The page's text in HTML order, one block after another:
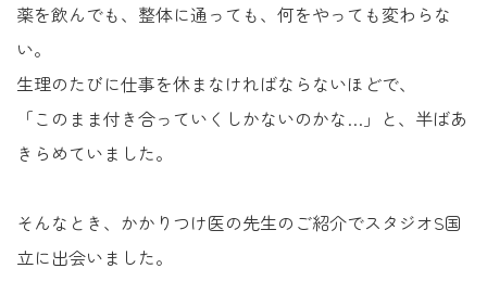
薬を飲んでも、整体に通っても、何をやっても変わらな
い。
生理のたびに仕事を休まなければならないほどで、
「このまま付き合っていくしかないのかな…」と、半ばあ
きらめていました。
そんなとき、かかりつけ医の先生のご紹介でスタジオS国
立に出会いました。